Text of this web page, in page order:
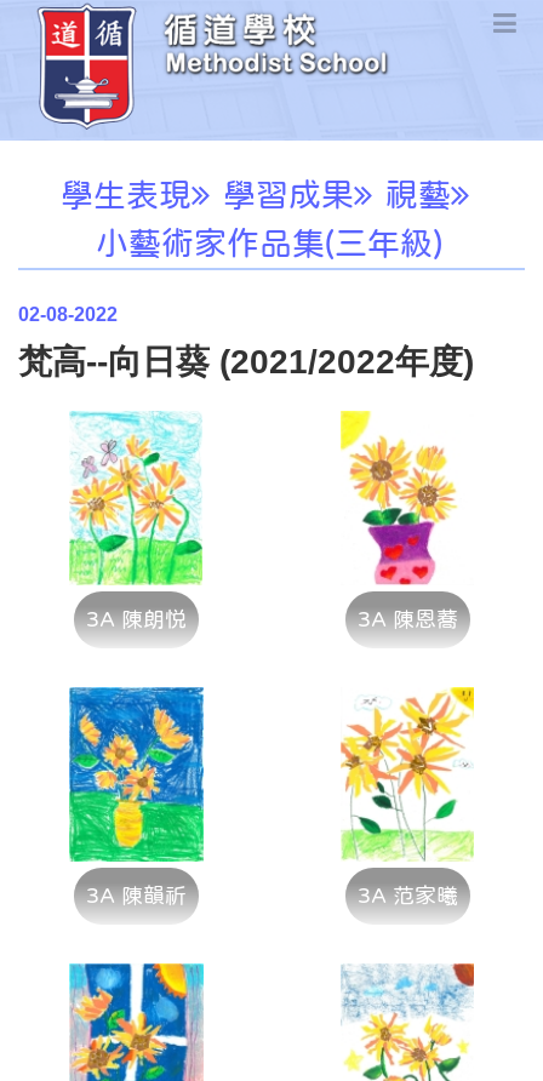
學生表現 學習成果
視藝
小藝術家作品集(三年級)
02-08-2022
梵高--向日葵 (2021/2022年度)
3A 陳朗悦 3A 陳恩蕎
3A 陳韻祈 3A 范家曦